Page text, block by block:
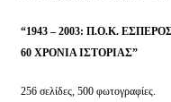
“1943 – 2003: Π.Ο.Κ.
60 ΧΡΟΝΙΑ ΙΣΤΟΡΙΑΣ”
256 σελίδες, 500 φωτογραφίες.